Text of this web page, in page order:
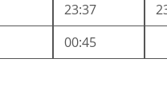
23:37
00:45